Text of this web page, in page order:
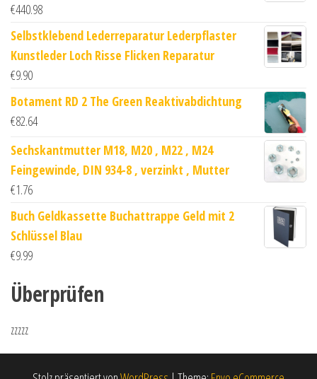
€440.98
Selbstklebend Lederreparatur Lederpflaster
Kunstleder Loch Risse Flicken Reparatur
€9.90
Botament RD 2 The Green Reaktivabdichtung
€82.64
Sechskantmutter M18, M20 , M22 , M24
Feingewinde, DIN 934-8 , verzinkt , Mutter
€1.76
Buch Geldkassette Buchattrappe Geld mit 2
Schlüssel Blau
€9.99
Überprüfen
zzzzz